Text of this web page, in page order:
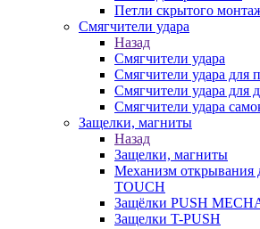
Петли скрытого
Смягчители удара
Назад
Смягчители удара
Смягчители удара для
Смягчители удара для
Cмягчители удара
Защелки, магниты
Назад
Защелки, магниты
Механизм открывания
TOUCH
Защёлки PUSH
Защелки T-PUSH